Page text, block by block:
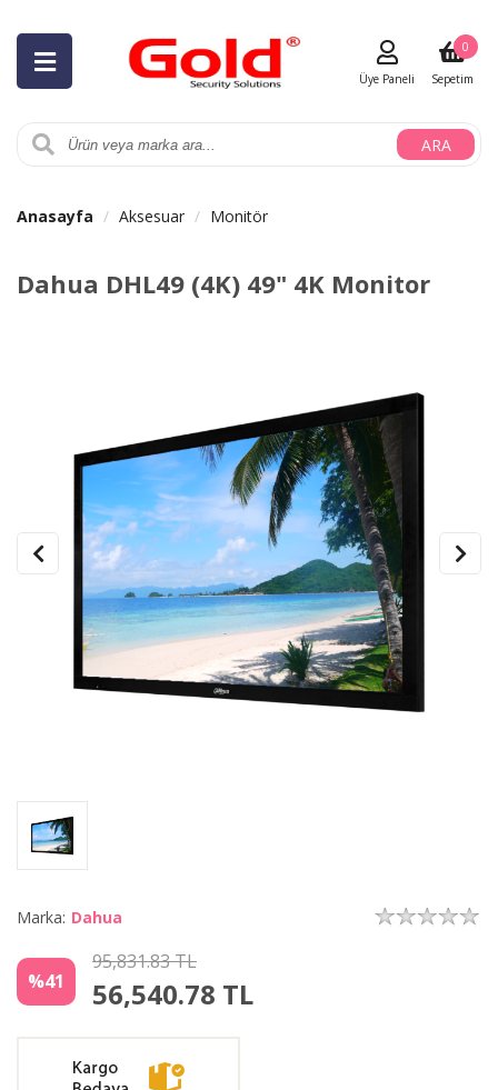
ARA
Üye Paneli Sepetim
0
Anasayfa Aksesuar Monitör
Dahua DHL49 (4K) 49" 4K Monitor
Marka: Dahua
%41
95,831.83 TL
56,540.78 TL